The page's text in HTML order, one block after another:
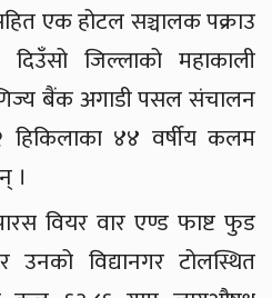
एक होटल सञ्चालक पक्राउ
जिल्लाको महाकाली
बैंक अगाडी पसल संचालन
हिकिलाका ४४ वर्षीय कलम
।
वियर वार एण्ड फाष्ट फुड
उनको विद्यानगर टोलस्थित